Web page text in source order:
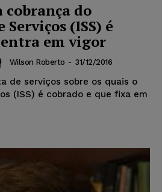
do
(ISS) é
em vigor
Wilson Roberto - 31/12/2016
de serviços sobre os quais o
(ISS) é cobrado e que fixa em